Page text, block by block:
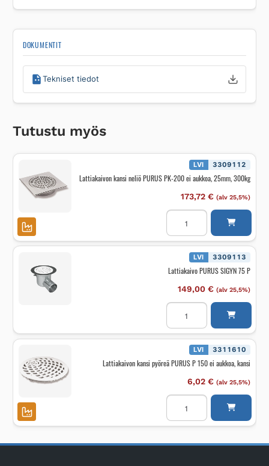
DOKUMENTIT
Tekniset tiedot
Tutustu myös
LVI 3309112
Lattiakaivon kansi neliö PURUS PK-200 ei aukkoa, 25mm, 300kg
173,72 € (alv 25,5%)
Lattiakaivon
kansi
PURUS
PK-
aukkoa,
300kg
LVI 3309113
Lattiakaivo PURUS SIGYN 75 P
149,00 € (alv 25,5%)
Lattiakaivo
PURUS
SIGYN
75
P
määrä LVI 3311610
Lattiakaivon kansi pyöreä PURUS P 150 ei aukkoa, kansi
6,02 € (alv 25,5%)
Lattiakaivon
kansi
pyöreä
PURUS
ei